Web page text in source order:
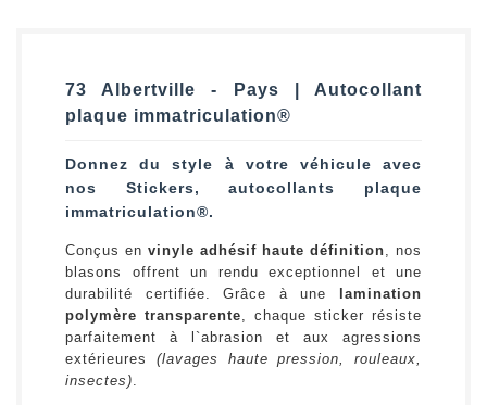
73 Albertville - Pays | Autocollant
plaque immatriculation®
Donnez du style à votre véhicule avec
nos Stickers, autocollants plaque
immatriculation®.
Conçus en vinyle adhésif haute définition, nos
blasons offrent un rendu exceptionnel et une
durabilité certifiée. Grâce à une
lamination
polymère transparente, chaque sticker résiste
parfaitement à l`abrasion et aux agressions
extérieures (lavages haute pression, rouleaux,
insectes).